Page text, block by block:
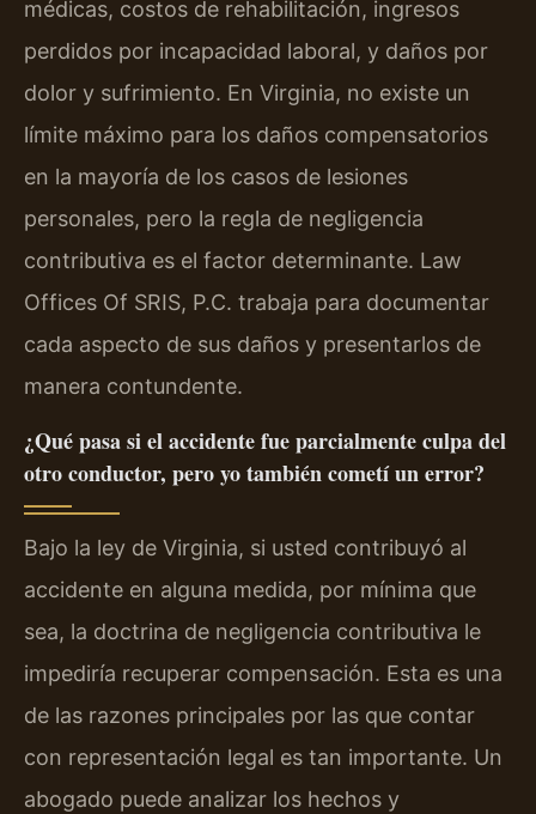
médicas, costos de rehabilitación, ingresos
perdidos por incapacidad laboral, y daños por
dolor y sufrimiento. En Virginia, no existe un
límite máximo para los daños compensatorios
en la mayoría de los casos de lesiones
personales, pero la regla de negligencia
contributiva es el factor determinante. Law
Offices Of SRIS, P.C. trabaja para documentar
cada aspecto de sus daños y presentarlos de
manera contundente.
¿Qué pasa si el accidente fue parcialmente culpa del
otro conductor, pero yo también cometí un error?
Bajo la ley de Virginia, si usted contribuyó al
accidente en alguna medida, por mínima que
sea, la doctrina de negligencia contributiva le
impediría recuperar compensación. Esta es una
de las razones principales por las que contar
con representación legal es tan importante. Un
abogado puede analizar los hechos y